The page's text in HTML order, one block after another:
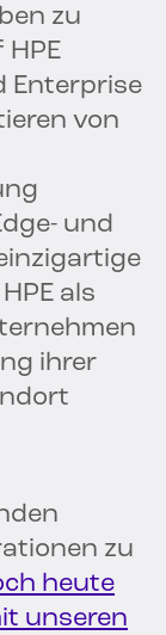
zu
Enterprise
von
und
als
ihrer
zu
heute
unseren